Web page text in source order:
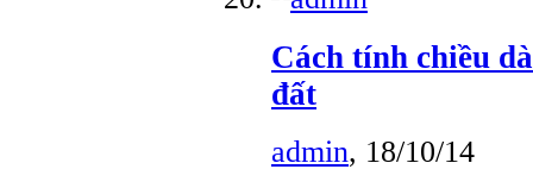
Cách tính chiều
đất
admin, 18/10/14